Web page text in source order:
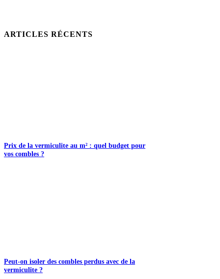
ARTICLES RÉCENTS
Prix de la vermiculite au m² : quel budget pour
vos combles ?
Peut-on isoler des combles perdus avec de la
vermiculite ?